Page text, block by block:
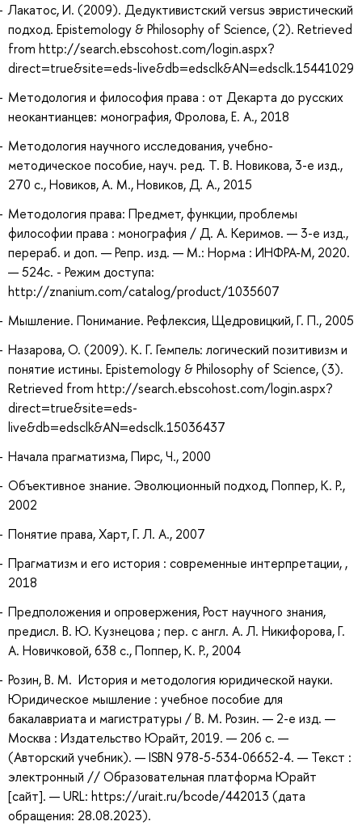
Лакатос, И. (2009). Дедуктивистский versus эвристический
подход. Epistemology & Philosophy of Science, (2). Retrieved
from http://search.ebscohost.com/login.aspx?
direct=true&site=eds-live&db=edsclk&AN=edsclk.15441029
Методология и философия права : от Декарта до русских
неокантианцев: монография, Фролова, Е. А., 2018
Методология научного исследования, учебно-
методическое пособие, науч. ред. Т. В. Новикова, 3-е изд.,
270 с., Новиков, А. М., Новиков, Д. А., 2015
Методология права: Предмет, функции, проблемы
философии права : монография / Д. А. Керимов. — 3-е изд.,
перераб. и доп. — Репр. изд. — М.: Норма : ИНФРА-М, 2020.
— 524с. - Режим доступа:
http://znanium.com/catalog/product/1035607
Мышление. Понимание. Рефлексия, Щедровицкий, Г. П., 2005
Назарова, О. (2009). К. Г. Гемпель: логический позитивизм и
понятие истины. Epistemology & Philosophy of Science, (3).
Retrieved from http://search.ebscohost.com/login.aspx?
direct=true&site=eds-
live&db=edsclk&AN=edsclk.15036437
Начала прагматизма, Пирс, Ч., 2000
Объективное знание. Эволюционный подход, Поппер, К. Р.,
2002
Понятие права, Харт, Г. Л. А., 2007
Прагматизм и его история : современные интерпретации, ,
2018
Предположения и опровержения, Рост научного знания,
предисл. В. Ю. Кузнецова ; пер. с англ. А. Л. Никифорова, Г.
А. Новичковой, 638 с., Поппер, К. Р., 2004
Розин, В. М. История и методология юридической науки.
Юридическое мышление : учебное пособие для
бакалавриата и магистратуры / В. М. Розин. — 2-е изд. —
Москва : Издательство Юрайт, 2019. — 206 с. —
(Авторский учебник). — ISBN 978-5-534-06652-4. — Текст :
электронный // Образовательная платформа Юрайт
[сайт]. — URL: https://urait.ru/bcode/442013 (дата
обращения: 28.08.2023).